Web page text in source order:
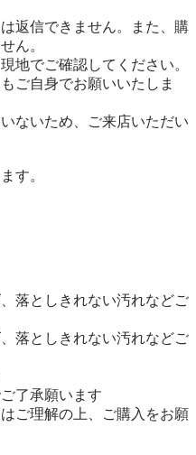
返信できません。また、購
ん。
地でご確認してください。
ご自身でお願いいたしま
ないため、ご来店いただい
す。
落としきれない汚れなどご
落としきれない汚れなどご
了承願います
ご理解の上、ご購入をお願